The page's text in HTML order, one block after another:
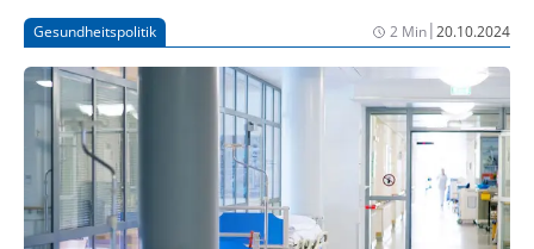
reibungslos klappe. „Das
Bundesgesundheitsministerium muss endlich die
Voraussetzungen für die unbürokratische Anbindung
der Privatversicherten schaffen.“ So fordert der
Verband, dass eine dafür nötige persönliche
Versichertennummer obligatorisch angelegt wird und
nicht erst nach einem extra Einwilligungsverfahren.
Gesundheitspolitik 2 Min|20.10.2024